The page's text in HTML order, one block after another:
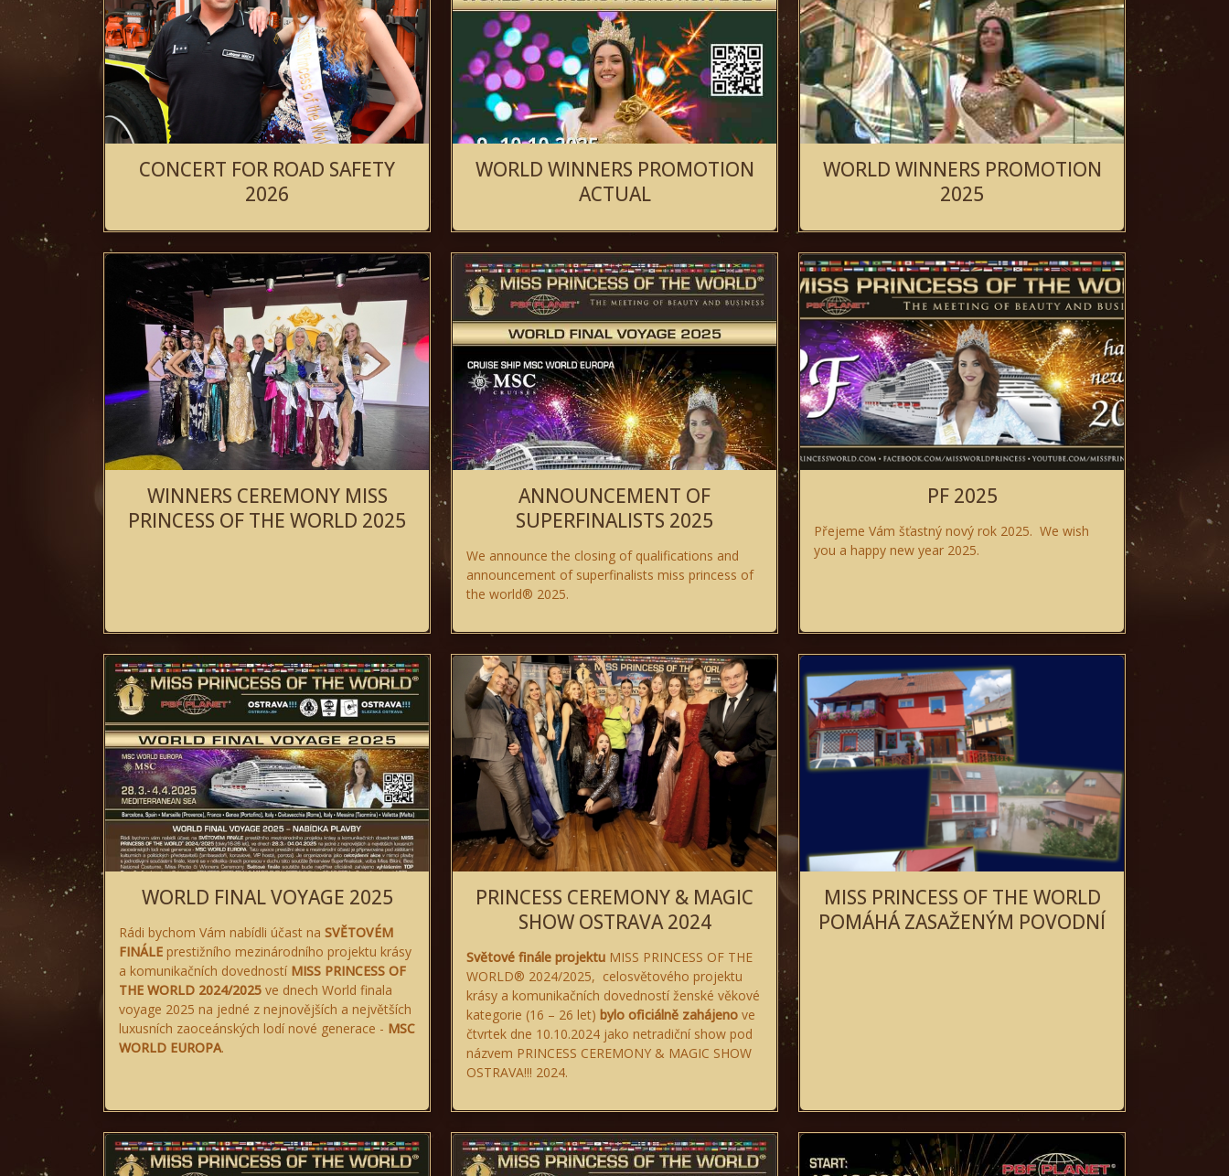
CONCERT FOR ROAD SAFETY
2026
WORLD WINNERS PROMOTION
ACTUAL
WORLD WINNERS PROMOTION
2025
WINNERS CEREMONY MISS
PRINCESS OF THE WORLD 2025
ANNOUNCEMENT OF
SUPERFINALISTS 2025
We announce the closing of qualifications and
announcement of superfinalists miss princess of
the world® 2025.
PF 2025
Přejeme Vám šťastný nový rok 2025. We wish
you a happy new year 2025.
WORLD FINAL VOYAGE 2025
Rádi bychom Vám nabídli účast na SVĚTOVÉM
FINÁLE prestižního mezinárodního projektu krásy
a komunikačních dovedností MISS PRINCESS OF
THE WORLD 2024/2025 ve dnech World finala
voyage 2025 na jedné z nejnovějších a největších
luxusních zaoceánských lodí nové generace - MSC
WORLD EUROPA.
PRINCESS CEREMONY & MAGIC
SHOW OSTRAVA 2024
Světové finále projektu MISS PRINCESS OF THE
WORLD® 2024/2025, celosvětového projektu
krásy a komunikačních dovedností ženské věkové
kategorie (16 – 26 let) bylo oficiálně zahájeno ve
čtvrtek dne 10.10.2024 jako netradiční show pod
názvem PRINCESS CEREMONY & MAGIC SHOW
OSTRAVA!!! 2024.
MISS PRINCESS OF THE WORLD
POMÁHÁ ZASAŽENÝM POVODNÍ